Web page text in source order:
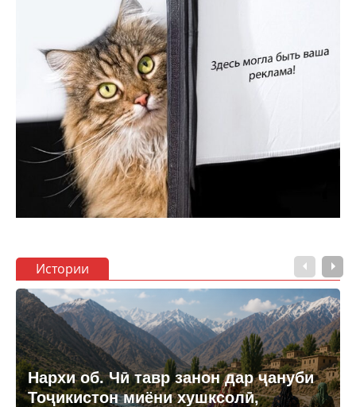
Истории
Нархи об. Чӣ тавр занон дар ҷануби
Тоҷикистон миёни хушксолӣ,